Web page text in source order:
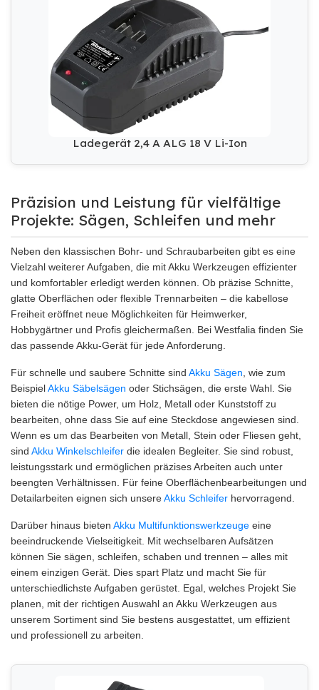
Ladegerät 2,4 A ALG 18 V Li-Ion
Präzision und Leistung für vielfältige
Projekte: Sägen, Schleifen und mehr
Neben den klassischen Bohr- und Schraubarbeiten gibt es eine
Vielzahl weiterer Aufgaben, die mit Akku Werkzeugen effizienter
und komfortabler erledigt werden können. Ob präzise Schnitte,
glatte Oberflächen oder flexible Trennarbeiten – die kabellose
Freiheit eröffnet neue Möglichkeiten für Heimwerker,
Hobbygärtner und Profis gleichermaßen. Bei Westfalia finden Sie
das passende Akku-Gerät für jede Anforderung.
Für schnelle und saubere Schnitte sind Akku Sägen , wie zum
BeispielAkku Säbelsägen oder Stichsägen, die erste Wahl. Sie
bieten die nötige Power, um Holz, Metall oder Kunststoff zu
bearbeiten, ohne dass Sie auf eine Steckdose angewiesen sind.
Wenn es um das Bearbeiten von Metall, Stein oder Fliesen geht,
sind Akku Winkelschleifer die idealen Begleiter. Sie sind robust,
leistungsstark und ermöglichen präzises Arbeiten auch unter
beengten Verhältnissen. Für feine Oberflächenbearbeitungen und
Detailarbeiten eignen sich unsereAkku Schleifer hervorragend.
Darüber hinaus bieten Akku Multifunktionswerkzeuge eine
beeindruckende Vielseitigkeit. Mit wechselbaren Aufsätzen
können Sie sägen, schleifen, schaben und trennen – alles mit
einem einzigen Gerät. Dies spart Platz und macht Sie für
unterschiedlichste Aufgaben gerüstet. Egal, welches Projekt Sie
planen, mit der richtigen Auswahl an Akku Werkzeugen aus
unserem Sortiment sind Sie bestens ausgestattet, um effizient
und professionell zu arbeiten.